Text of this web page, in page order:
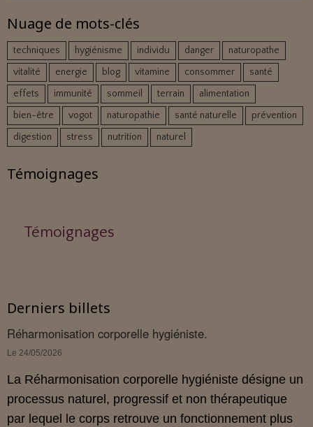
Nuage de mots-clés
techniques hygiénisme individu danger
naturopathe
vitalité
energie blog vitamine consommer
santé
effets
immunité sommeil terrain
alimentation
bien-être
vogot naturopathie santé naturelle
prévention
digestion
stress nutrition naturel
Témoignages
Témoignages
Derniers billets
Réharmonisation corporelle hygiéniste.
Le 24/05/2026
La Réharmonisation corporelle hygiéniste désigne un
processus naturel, progressif et non thérapeutique
par lequel le corps retrouve un fonctionnement plus